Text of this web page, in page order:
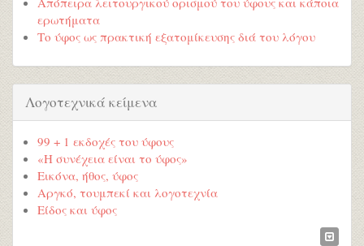
ερωτήματα
Το ύφος ως πρακτική εξατομίκευσης διά του λόγου
Λογοτεχνικά κείμενα
99 + 1 εκδοχές του ύφους
«Η συνέχεια είναι το ύφος»
Εικόνα, ήθος, ύφος
Αργκό, τουμπεκί και λογοτεχνία
Είδος και ύφος